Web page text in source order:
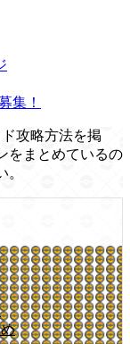
集！
攻略方法を掲
をまとめているの